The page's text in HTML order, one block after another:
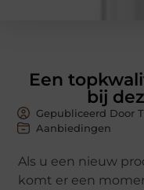
Een
bij
Gepubliceerd Door
Aanbiedingen
Als u een nieuw
komt er een